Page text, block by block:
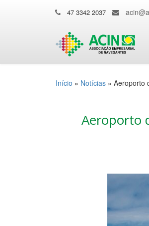
47 3342 2037
Início » Notícias » Aeroporto
Aeroporto